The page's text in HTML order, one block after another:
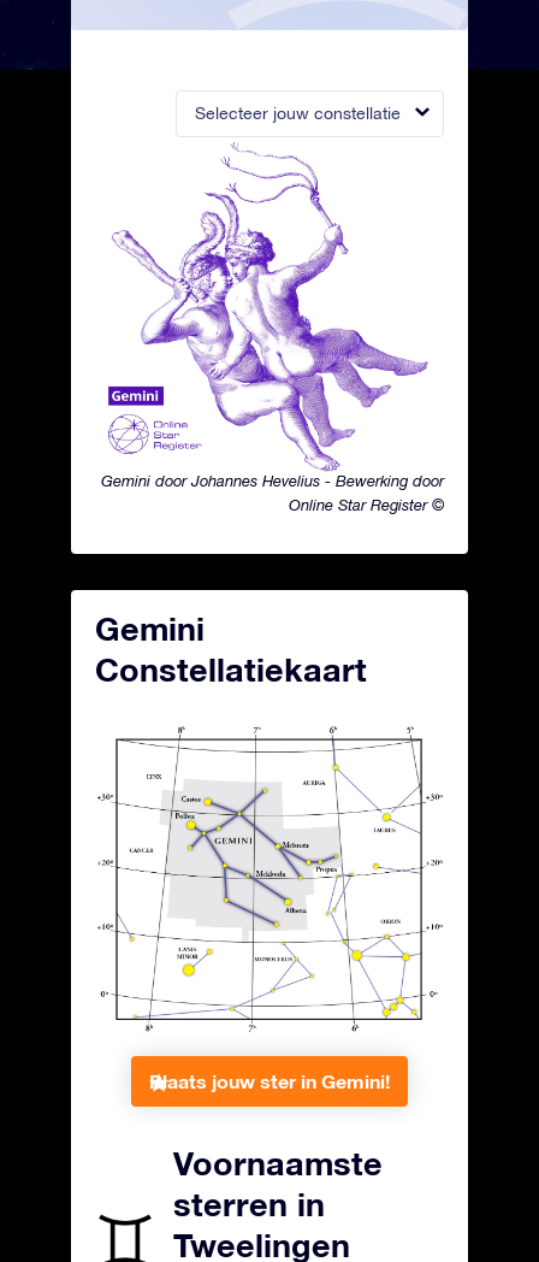
Selecteer jouw constellatie
Gemini door Johannes Hevelius - Bewerking door
Online Star Register ©
Gemini
Constellatiekaart
Plaats jouw ster in Gemini!
Voornaamste
sterren in
Tweelingen